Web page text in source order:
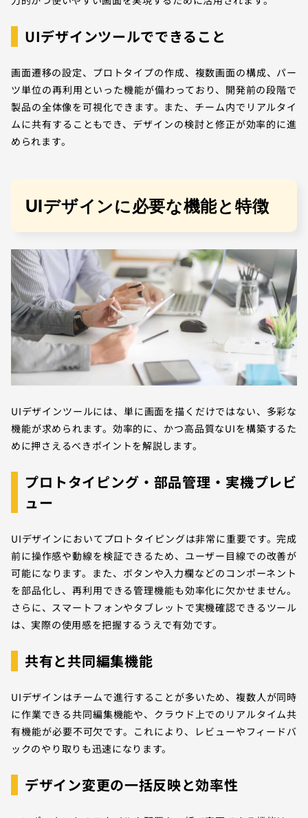
UIデザインツールでできること
画面遷移の設定、プロトタイプの作成、複数画面の構成、パー
ツ単位の再利用といった機能が備わっており、開発前の段階で
製品の全体像を可視化できます。また、チーム内でリアルタイ
ムに共有することもでき、デザインの検討と修正が効率的に進
められます。
UIデザインに必要な機能と特徴
UIデザインツールには、単に画面を描くだけではない、多彩な
機能が求められます。効率的に、かつ高品質なUIを構築するた
めに押さえるべきポイントを解説します。
プロトタイピング・部品管理・実機プレビ
ュー
UIデザインにおいてプロトタイピングは非常に重要です。完成
前に操作感や動線を検証できるため、ユーザー目線での改善が
可能になります。また、ボタンや入力欄などのコンポーネント
を部品化し、再利用できる管理機能も効率化に欠かせません。
さらに、スマートフォンやタブレットで実機確認できるツール
は、実際の使用感を把握するうえで有効です。
共有と共同編集機能
UIデザインはチームで進行することが多いため、複数人が同時
に作業できる共同編集機能や、クラウド上でのリアルタイム共
有機能が必要不可欠です。これにより、レビューやフィードバ
ックのやり取りも迅速になります。
デザイン変更の一括反映と効率性